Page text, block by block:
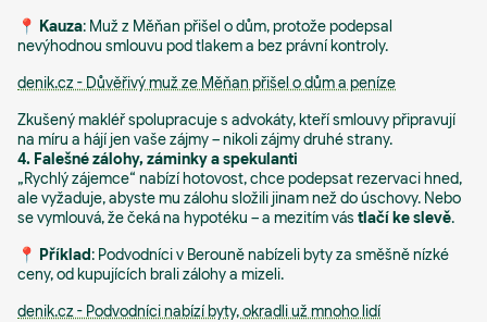
📍 Kauza: Muž z Měňan přišel o dům, protože podepsal
nevýhodnou smlouvu pod tlakem a bez právní kontroly.
denik.cz - Důvěřivý muž ze Měňan přišel o dům a peníze
Zkušený makléř spolupracuje s advokáty, kteří smlouvy připravují
na míru a hájí jen vaše zájmy – nikoli zájmy druhé strany.
4. Falešné zálohy, záminky a spekulanti
„Rychlý zájemce“ nabízí hotovost, chce podepsat rezervaci hned,
ale vyžaduje, abyste mu zálohu složili jinam než do úschovy. Nebo
se vymlouvá, že čeká na hypotéku – a mezitím vás tlačí ke slevě.
📍 Příklad: Podvodníci v Berouně nabízeli byty za směšně nízké
ceny, od kupujících brali zálohy a mizeli.
denik.cz - Podvodníci nabízí byty, okradli už mnoho lidí